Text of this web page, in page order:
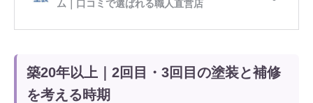
築20年以上｜2回目・3回目の塗装と補修
を考える時期